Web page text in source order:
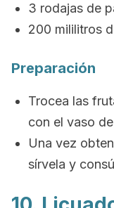
3 rodajas de
200 mililitros
Preparación
Trocea las
con el vaso
Una vez
sírvela y